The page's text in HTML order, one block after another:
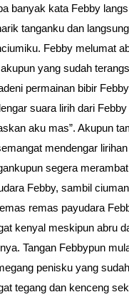
banyak kata Febby
tanganku dan langsung
Febby melumat
yang sudah
permainan bibir
suara lirih dari Febby
aku mas”. Akupun
mendengar
segera
Febby, sambil
remas payudara
kenyal meskipun abru
Tangan Febbypun
penisku yang
tegang dan kenceng